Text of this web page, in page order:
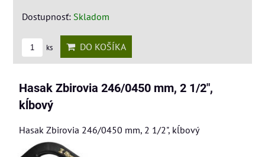
Dostupnosť: Skladom
ks DO KOŠÍKA
Hasak Zbirovia 246/0450 mm, 2 1/2",
kĺbový
Hasak Zbirovia 246/0450 mm, 2 1/2", kĺbový